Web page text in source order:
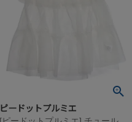
ピードットプルミエ